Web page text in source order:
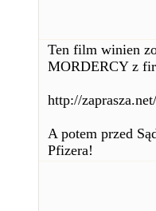
Ten film winien
MORDERCY z
http://
A potem przed
Pfizera!